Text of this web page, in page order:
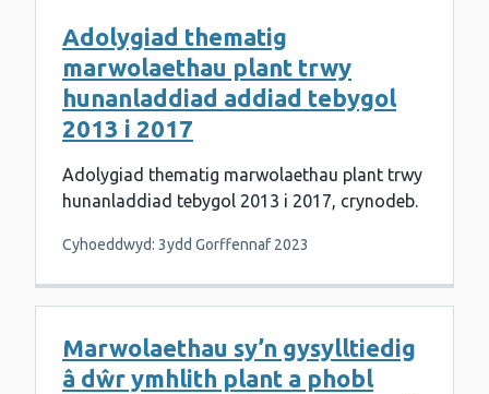
Adolygiad thematig
marwolaethau plant trwy
hunanladdiad addiad tebygol
2013 i 2017
Adolygiad thematig marwolaethau plant trwy
hunanladdiad tebygol 2013 i 2017, crynodeb.
Cyhoeddwyd: 3ydd Gorffennaf 2023
Marwolaethau sy’n gysylltiedig
â dŵr ymhlith plant a phobl